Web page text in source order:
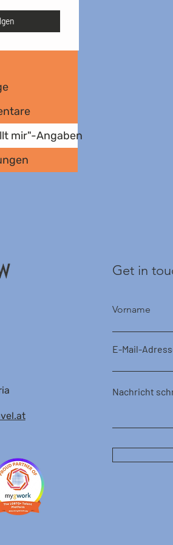
mir"-Angaben
Get in
Vorname
E-Mail-
Nachricht